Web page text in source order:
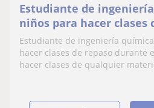
Estudiante de
niños para hacer clases
el curso escolar. Puedo
qualquier materia que
primaria/secundaria
Estudiante de ingeniería
hacer clases de repaso durante
hacer clases de qualquier